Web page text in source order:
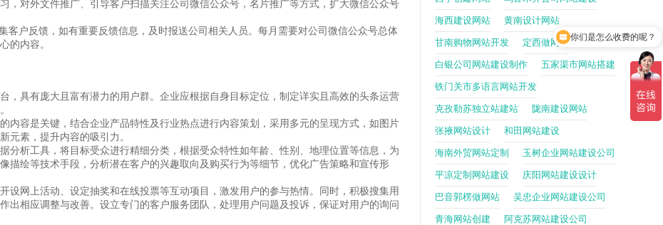
，对外文件推广、引导客户扫描关注公司微信公众号，名片推广等方式，扩大微信公众号
客户反馈，如有重要反馈信息，及时报送公司相关人员。每月需要对公司微信公众号总体
的内容。
，具有庞大且富有潜力的用户群。企业应根据自身目标定位，制定详实且高效的头条运营
内容是关键，结合企业产品特性及行业热点进行内容策划，采用多元的呈现方式，如图片
元素，提升内容的吸引力。
分析工具，将目标受众进行精细分类，根据受众特性如年龄、性别、地理位置等信息，为
描绘等技术手段，分析潜在客户的兴趣取向及购买行为等细节，优化广告策略和宣传形
设网上活动、设定抽奖和在线投票等互动项目，激发用户的参与热情。同时，积极搜集用
出相应调整与改善。设立专门的客户服务团队，处理用户问题及投诉，保证对用户的询问
海西建设网站 黄南设计网站
甘南购物网站开发 定西做网站
白银公司网站建设制作 五家渠市网站搭建
铁门关市多语言网站开发
克孜勒苏独立站建站 陇南建设网站
张掖网站设计 和田网站建设
海南外贸网站定制 玉树企业网站建设公司
平凉定制网站建设 庆阳网站建设设计
巴音郭楞做网站 吴忠企业网站建设公司
青海网站创建 阿克苏网站建设公司
现在有优惠活动吗？